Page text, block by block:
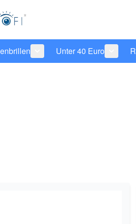
anzeigen
für Kategorie Pflegeprodukte
Untermenü für Kategorie
Unter 40 Euro